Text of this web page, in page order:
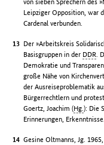
Leipziger Opposition, war
Cardenal verbunden.
Der »Arbeitskreis
Basisgruppen in der DDR.
Demokratie und
große Nähe von
der Ausreiseproblematik
Bürgerrechtlern und
Goertz, Joachim (Hg.): Die
Erinnerungen,
Gesine Oltmanns, Jg.